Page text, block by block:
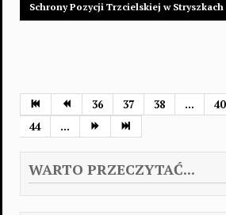
Schrony Pozycji Trzcielskiej w Stryszkach
36 37 38 ... 40
44
...
WARTO PRZECZYTAĆ...